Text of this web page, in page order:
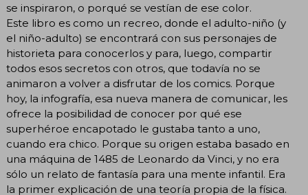
se inspiraron, o porqué se vestían de ese color.
Este libro es como un recreo, donde el adulto-niño (y
el niño-adulto) se encontrará con sus personajes de
historieta para conocerlos y para, luego, compartir
todos esos secretos con otros, que todavía no se
animaron a volver a disfrutar de los comics. Porque
hoy, la infografía, esa nueva manera de comunicar, les
ofrece la posibilidad de conocer por qué ese
superhéroe encapotado le gustaba tanto a uno,
cuando era chico. Porque su origen estaba basado en
una máquina de 1485 de Leonardo da Vinci, y no era
sólo un relato de fantasía para una mente infantil. Era
la primer explicación de una teoría propia de la física.